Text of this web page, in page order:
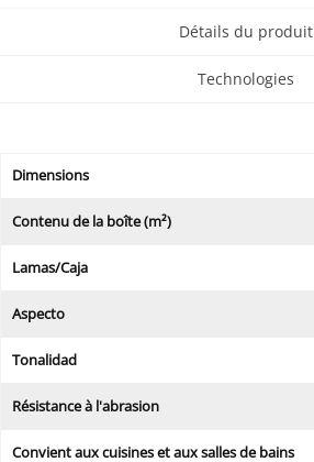
Détails du produit
Technologies
Dimensions
Contenu de la boîte (m²)
Lamas/Caja
Aspecto
Tonalidad
Résistance à l'abrasion
Convient aux cuisines et aux salles de bains